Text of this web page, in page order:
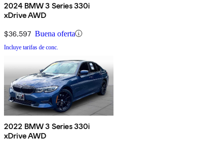
2024 BMW 3 Series 330i
xDrive AWD
$36,597 Buena oferta
Incluye tarifas de conc.
2022 BMW 3 Series 330i
xDrive AWD